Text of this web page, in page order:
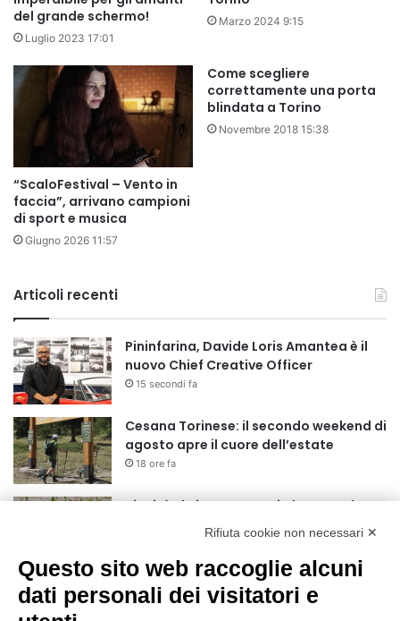
del grande schermo!
Luglio 2023 17:01
Marzo 2024 9:15
“ScaloFestival – Vento in
faccia”, arrivano campioni
di sport e musica
Giugno 2026 11:57
Come scegliere
correttamente una porta
blindata a Torino
Novembre 2018 15:38
Articoli recenti
Pininfarina, Davide Loris Amantea è il
nuovo Chief Creative Officer
15 secondi fa
Cesana Torinese: il secondo weekend di
agosto apre il cuore dell’estate
18 ore fa
Siccità: Il Piemonte avvia le procedure
per la richiesta dello stato di calamità
19 ore fa
Reale Mutua, ecco il programma del
Rifiuta cookie non necessari ✕
Questo sito web raccoglie alcuni
dati personali dei visitatori e